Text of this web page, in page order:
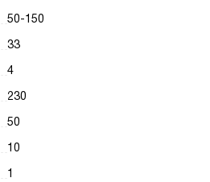
50-150
33
4
230
50
10
1